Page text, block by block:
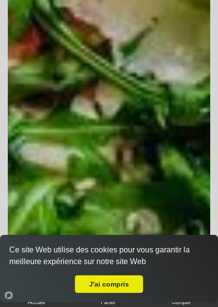
Accueil Panier Compte
Ce site Web utilise des cookies pour vous garantir la
meilleure expérience sur notre site Web
J'ai compris